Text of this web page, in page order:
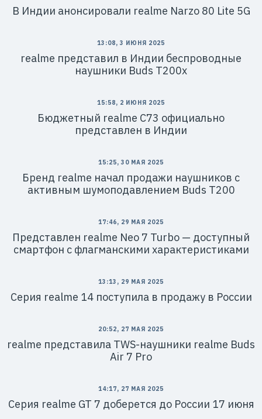
В Индии анонсировали realme Narzo 80 Lite 5G
13:08, 3 ИЮНЯ 2025
realme представил в Индии беспроводные
наушники Buds T200x
15:58, 2 ИЮНЯ 2025
Бюджетный realme C73 официально
представлен в Индии
15:25, 30 МАЯ 2025
Бренд realme начал продажи наушников с
активным шумоподавлением Buds T200
17:46, 29 МАЯ 2025
Представлен realme Neo 7 Turbo — доступный
смартфон с флагманскими характеристиками
13:13, 29 МАЯ 2025
Серия realme 14 поступила в продажу в России
20:52, 27 МАЯ 2025
realme представила TWS-наушники realme Buds
Air 7 Pro
14:17, 27 МАЯ 2025
Серия realme GT 7 доберется до России 17 июня